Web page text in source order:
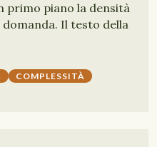
piano la densità
Il testo della
COMPLESSITÀ